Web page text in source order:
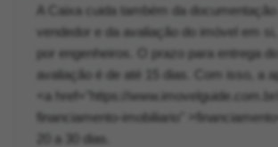
A Caixa cuida também da documentação
vendedor e da avaliação do imóvel em
por engenheiros. O prazo para entrega
avaliação é de até 15 dias. Com isso, a
<a href="https://www.imovelguide.com.br/
financiamento-imobiliario"
20 a 30 dias.